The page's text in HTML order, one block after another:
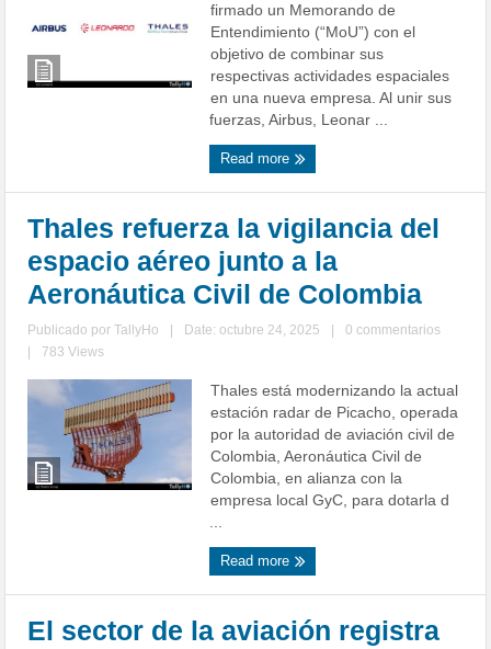
firmado un Memorando de
Entendimiento (“MoU”) con el
objetivo de combinar sus
respectivas actividades espaciales
en una nueva empresa. Al unir sus
fuerzas, Airbus, Leonar ...
Read more
Thales refuerza la vigilancia del
espacio aéreo junto a la
Aeronáutica Civil de Colombia
Publicado porTallyHo Date: octubre 24, 2025
0 commentarios
783 Views
Thales está modernizando la actual
estación radar de Picacho, operada
por la autoridad de aviación civil de
Colombia, Aeronáutica Civil de
Colombia, en alianza con la
empresa local GyC, para dotarla d
...
Read more
El sector de la aviación registra